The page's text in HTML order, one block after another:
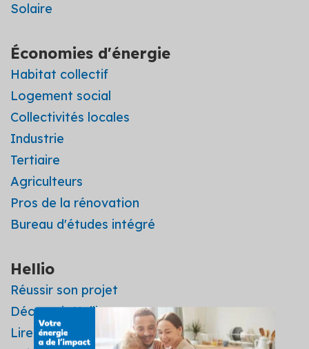
Solaire
Économies d'énergie
Habitat collectif
Logement social
Collectivités locales
Industrie
Tertiaire
Agriculteurs
Pros de la rénovation
Bureau d'études intégré
Hellio
Réussir son projet
Découvrir Hellio
Lire les avis